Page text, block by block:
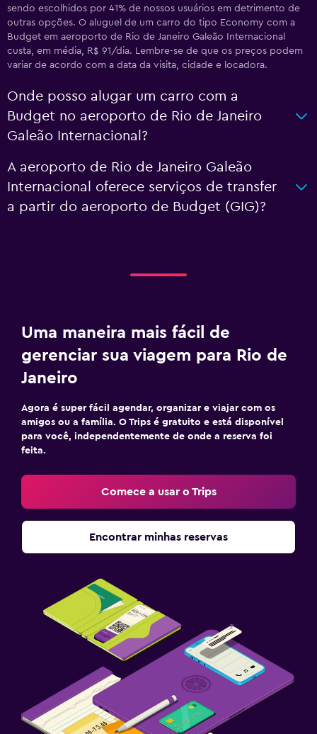
sendo escolhidos por 41% de nossos usuários em detrimento de
outras opções. O aluguel de um carro do tipo Economy com a
Budget em aeroporto de Rio de Janeiro Galeão Internacional
custa, em média, R$ 91/dia. Lembre-se de que os preços podem
variar de acordo com a data da visita, cidade e locadora.
Onde posso alugar um carro com a
Budget no aeroporto de Rio de Janeiro
Galeão Internacional?
A aeroporto de Rio de Janeiro Galeão
Internacional oferece serviços de transfer
a partir do aeroporto de Budget (GIG)?
Uma maneira mais fácil de
gerenciar sua viagem para Rio de
Janeiro
Agora é super fácil agendar, organizar e viajar com os
amigos ou a família. O Trips é gratuito e está disponível
para você, independentemente de onde a reserva foi
feita.
Comece a usar o Trips
Encontrar minhas reservas